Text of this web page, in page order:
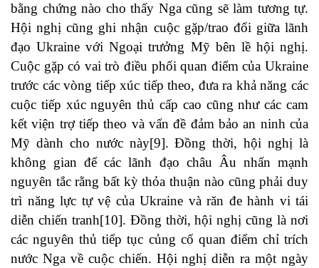
bằng chứng nào cho thấy Nga cũng sẽ làm tương tự.
Hội nghị cũng ghi nhận cuộc gặp/trao đổi giữa lãnh
đạo Ukraine với Ngoại trưởng Mỹ bên lề hội nghị.
Cuộc gặp có vai trò điều phối quan điểm của Ukraine
trước các vòng tiếp xúc tiếp theo, đưa ra khả năng các
cuộc tiếp xúc nguyên thủ cấp cao cũng như các cam
kết viện trợ tiếp theo và vấn đề đảm bảo an ninh của
Mỹ dành cho nước này[9]. Đồng thời, hội nghị là
không gian để các lãnh đạo châu Âu nhấn mạnh
nguyên tắc rằng bất kỳ thỏa thuận nào cũng phải duy
trì năng lực tự vệ của Ukraine và răn đe hành vi tái
diễn chiến tranh[10]. Đồng thời, hội nghị cũng là nơi
các nguyên thủ tiếp tục củng cố quan điểm chỉ trích
nước Nga về cuộc chiến. Hội nghị diễn ra một ngày